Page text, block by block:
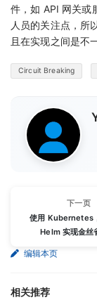
件，如 API 网关或
人员的关注点，所
且在实现之间是不
Circuit Breaking
下一页
使用 Kubernetes
Helm 实现金丝
编辑本页
相关推荐